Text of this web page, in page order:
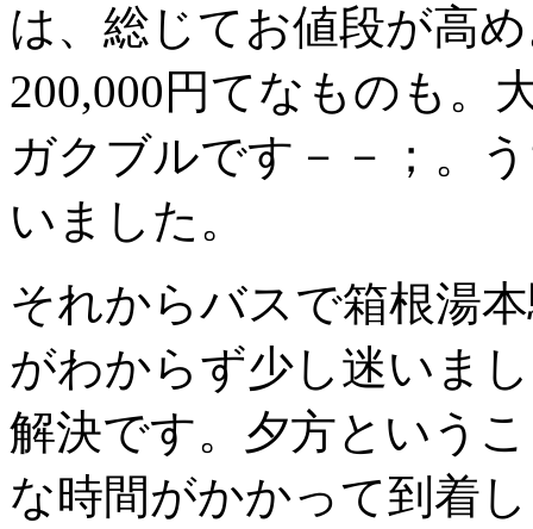
は、総じてお値段が高
200,000円てなものも。
ガクブルです－－；。
いました。
それからバスで箱根湯
がわからず少し迷いま
解決です。夕方という
な時間がかかって到着